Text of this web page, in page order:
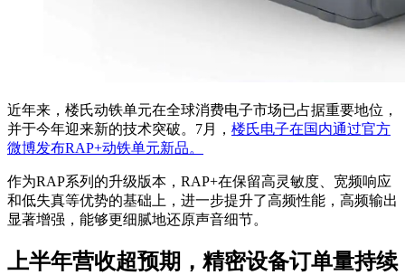
近年来，楼氏动铁单元在全球消费电子市场已占据重要地位，
并于今年迎来新的技术突破。7月， 楼氏电子在国内通过官方
微博发布RAP+动铁单元新品。
作为RAP系列的升级版本，RAP+在保留高灵敏度、宽频响应
和低失真等优势的基础上，进一步提升了高频性能，高频输出
显著增强，能够更细腻地还原声音细节。
上半年营收超预期，精密设备订单量持续